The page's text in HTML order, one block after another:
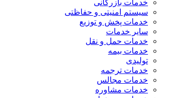
خدمات بازرگانی
سیستم امنیتی و حفاظتی
خدمات پخش و توزیع
سایر خدمات
خدمات حمل و نقل
خدمات بیمه
تولیدی
خدمات ترجمه
خدمات مجالس
خدمات مشاوره